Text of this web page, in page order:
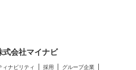
式会社マイナビ
ィナビリティ 採用 グループ企業